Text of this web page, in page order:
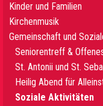
Kinder und Familien
Kirchenmusik
Gemeinschaft und
Seniorentreff &
St. Antonii und St.
Heilig Abend für
Soziale Aktivitäten